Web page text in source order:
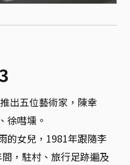
出五位藝術家，陳幸
徐嘒壎。
的女兒，1981年跟隨李
，駐村、旅行足跡遍及